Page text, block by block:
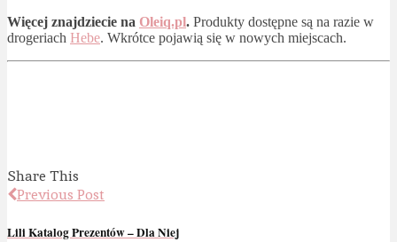
Więcej znajdziecie na Oleiq.pl. Produkty dostępne są na razie w
drogeriach Hebe. Wkrótce pojawią się w nowych miejscach.
Share This
Previous Post
Lili Katalog Prezentów – Dla Niej